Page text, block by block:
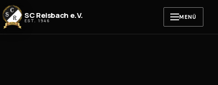
Zum Inhalt springen
SC Reisbach e.V.
EST. 1946 MENÜ